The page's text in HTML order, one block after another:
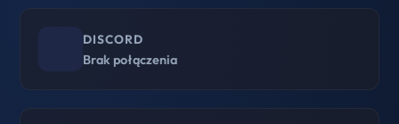
DISCORD
Brak połączenia